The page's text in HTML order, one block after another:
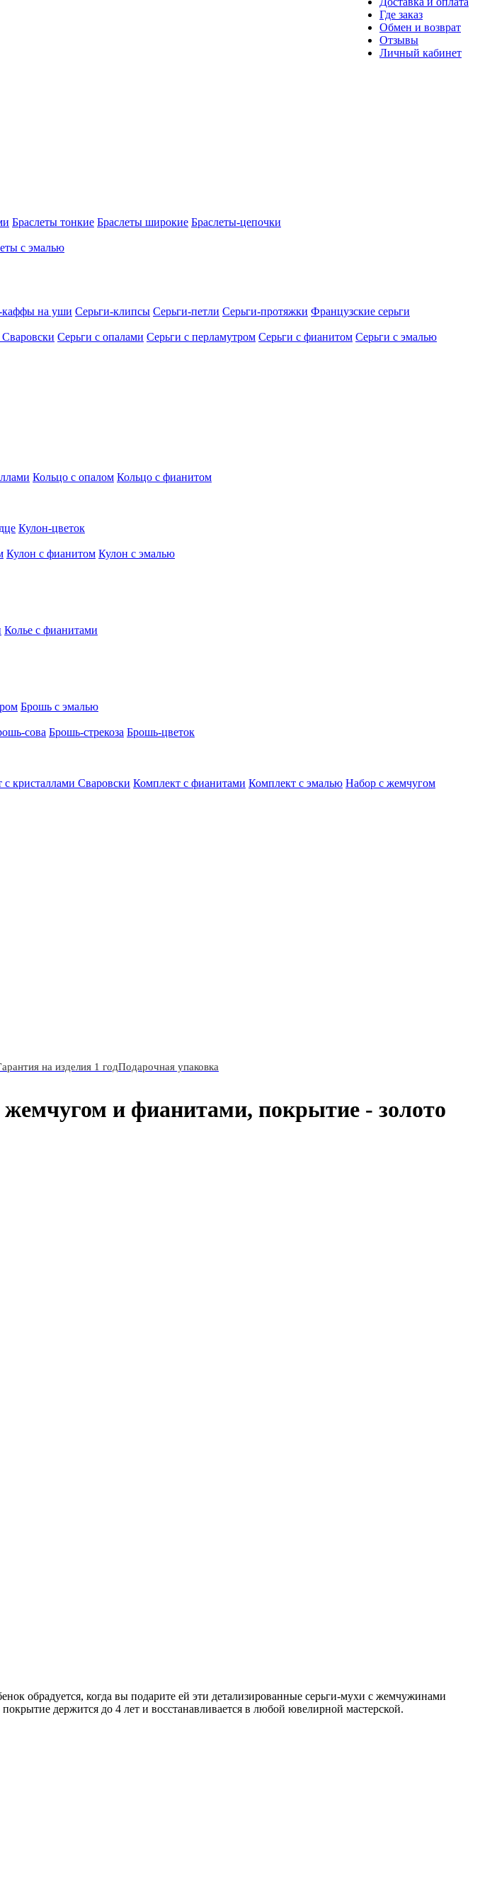
Где заказ
Обмен и возврат
Отзывы
Личный кабинет
Браслеты тонкие Браслеты широкие Браслеты-цепочки
с эмалью
каффы на уши Серьги-клипсы Серьги-петли Серьги-протяжки Французские серьги
Серьги с опалами Серьги с перламутром Серьги с фианитом Серьги с эмалью
Кольцо с опалом Кольцо с фианитом
Кулон-цветок
Кулон с фианитом Кулон с эмалью
Колье с фианитами
Брошь с эмалью
сова Брошь-стрекоза Брошь-цветок
с кристаллами Сваровски Комплект с фианитами Комплект с эмалью Набор с жемчугом
на изделия 1 годПодарочная упаковка
и фианитами, покрытие - золото
обрадуется, когда вы подарите ей эти детализированные серьги-мухи с жемчужинами
держится до 4 лет и восстанавливается в любой ювелирной мастерской.